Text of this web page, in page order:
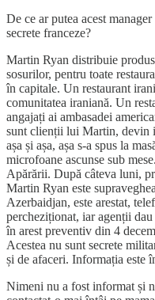
De ce ar putea acest
secrete franceze?
Martin Ryan distribuie
sosurilor, pentru toate
în capitale. Un restaurant
comunitatea iraniană. Un
angajați ai ambasadei
sunt clienții lui Martin, devin
așa și așa, așa s-a spus la
microfoane ascunse sub
Apărării. După câteva luni,
Martin Ryan este
Azerbaidjan, este arestat,
percheziționat, iar agenții
în arest preventiv din 4
Acestea nu sunt secrete
și de afaceri. Informația este
Nimeni nu a fost informat și